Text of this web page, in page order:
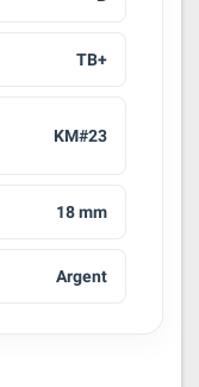
TB+
KM#23
18 mm
Argent